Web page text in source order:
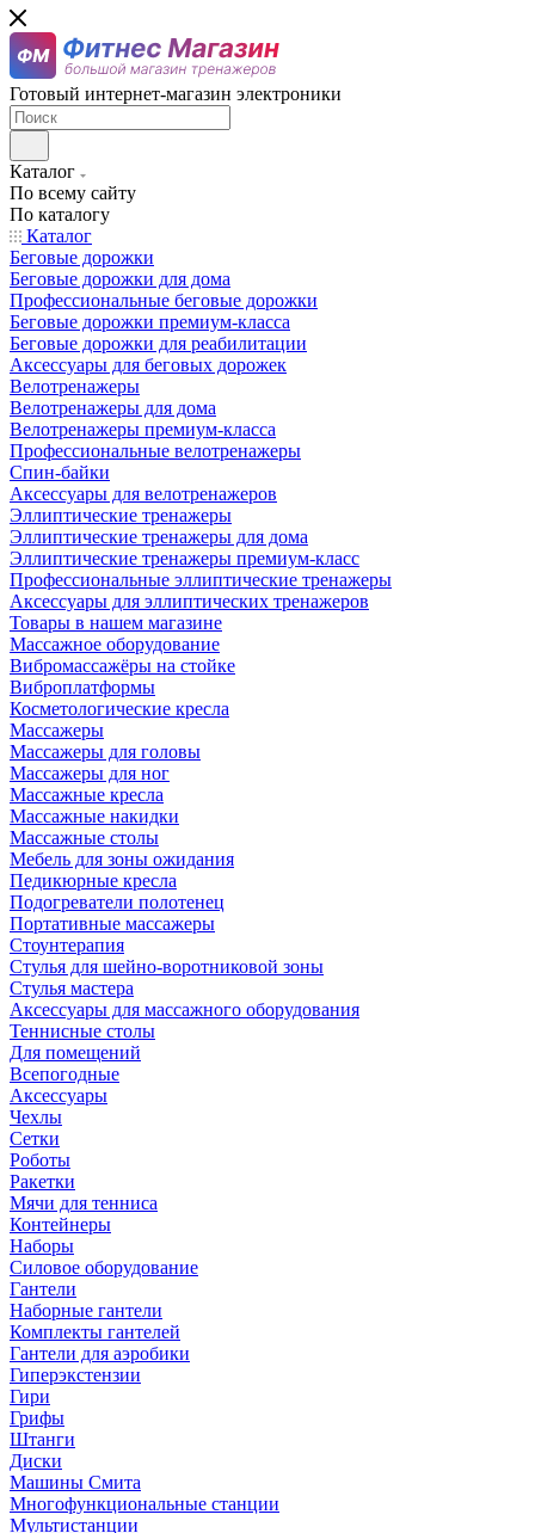
Готовый интернет-магазин электроники
Каталог
По всему сайту
По каталогу
Каталог
Беговые дорожки
Беговые дорожки для дома
Профессиональные беговые дорожки
Беговые дорожки премиум-класса
Беговые дорожки для реабилитации
Аксессуары для беговых дорожек
Велотренажеры
Велотренажеры для дома
Велотренажеры премиум-класса
Профессиональные велотренажеры
Спин-байки
Аксессуары для велотренажеров
Эллиптические тренажеры
Эллиптические тренажеры для дома
Эллиптические тренажеры премиум-класс
Профессиональные эллиптические тренажеры
Аксессуары для эллиптических тренажеров
Товары в нашем магазине
Массажное оборудование
Вибромассажёры на стойке
Виброплатформы
Косметологические кресла
Массажеры
Массажеры для головы
Массажеры для ног
Массажные кресла
Массажные накидки
Массажные столы
Мебель для зоны ожидания
Педикюрные кресла
Подогреватели полотенец
Портативные массажеры
Стоунтерапия
Стулья для шейно-воротниковой зоны
Стулья мастера
Аксессуары для массажного оборудования
Теннисные столы
Для помещений
Всепогодные
Аксессуары
Чехлы
Сетки
Роботы
Ракетки
Мячи для тенниса
Контейнеры
Наборы
Силовое оборудование
Гантели
Наборные гантели
Комплекты гантелей
Гантели для аэробики
Гиперэкстензии
Гири
Грифы
Штанги
Диски
Машины Смита
Многофункциональные станции
Мультистанции